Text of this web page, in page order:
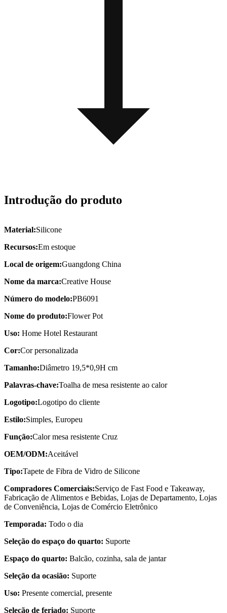
Introdução do produto
Material:Silicone
Recursos:Em estoque
Local de origem:Guangdong China
Nome da marca:Creative House
Número do modelo:PB6091
Nome do produto:Flower Pot
Uso: Home Hotel Restaurant
Cor:Cor personalizada
Tamanho:Diâmetro 19,5*0,9H cm
Palavras-chave:Toalha de mesa resistente ao calor
Logotipo:Logotipo do cliente
Estilo:Simples, Europeu
Função:Calor mesa resistente Cruz
OEM/ODM:Aceitável
Tipo:Tapete de Fibra de Vidro de Silicone
Compradores Comerciais:Serviço de Fast Food e Takeaway,
Fabricação de Alimentos e Bebidas, Lojas de Departamento, Lojas
de Conveniência, Lojas de Comércio Eletrônico
Temporada: Todo o dia
Seleção do espaço do quarto: Suporte
Espaço do quarto: Balcão, cozinha, sala de jantar
Seleção da ocasião: Suporte
Uso: Presente comercial, presente
Seleção de feriado: Suporte